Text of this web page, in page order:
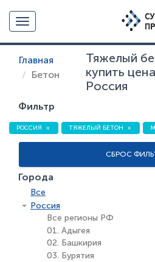
Toggle navigation
Главная
Бетон
Тяжелый
купить
Россия
Фильтр
РОССИЯ ТЯЖЕЛЫЙ БЕТОН
СБРОС
Города
Все
Россия
Все регионы РФ
01. Адыгея
02. Башкирия
03. Бурятия